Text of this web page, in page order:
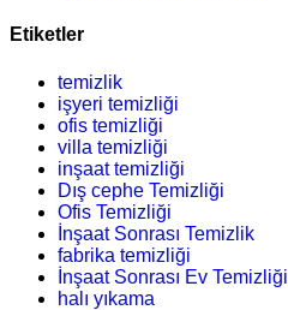
Etiketler
temizlik
işyeri temizliği
ofis temizliği
villa temizliği
inşaat temizliği
Dış cephe Temizliği
Ofis Temizliği
İnşaat Sonrası Temizlik
fabrika temizliği
İnşaat Sonrası Ev Temizliği
halı yıkama